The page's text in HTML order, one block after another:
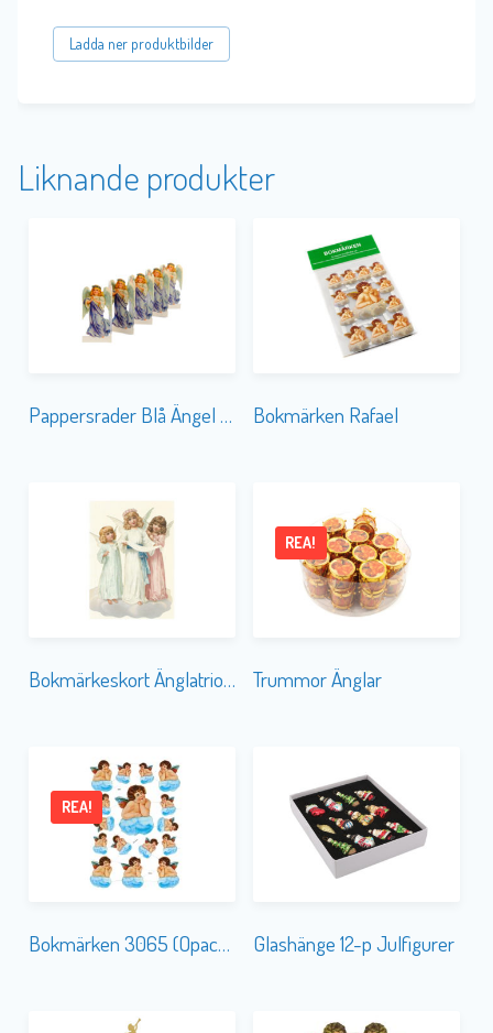
Ladda ner produktbilder
Liknande produkter
Pappersrader Blå Ängel Mini Bokmärken Rafael
Bokmärkeskort Änglatrio 5132 Trummor Änglar
REA!
Bokmärken 3065 (Opackade utan plast)
REA!
Glashänge 12-p Julfigurer